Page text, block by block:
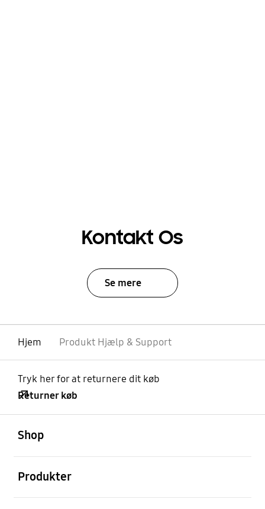
Kontakt Os
Se mere
Hjem Produkt Hjælp & Support
Tryk her for at returnere dit køb
Returner køb
Shop
Produkter